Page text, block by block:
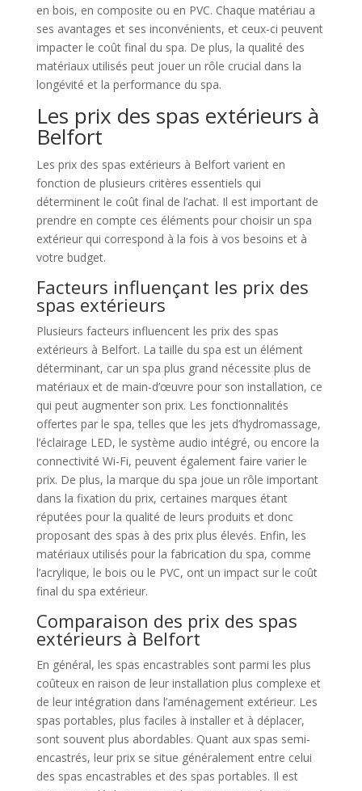
en bois, en composite ou en PVC. Chaque matériau a
ses avantages et ses inconvénients, et ceux-ci peuvent
impacter le coût final du spa. De plus, la qualité des
matériaux utilisés peut jouer un rôle crucial dans la
longévité et la performance du spa.
Les prix des spas extérieurs à
Belfort
Les prix des spas extérieurs à Belfort varient en
fonction de plusieurs critères essentiels qui
déterminent le coût final de l’achat. Il est important de
prendre en compte ces éléments pour choisir un spa
extérieur qui correspond à la fois à vos besoins et à
votre budget.
Facteurs influençant les prix des
spas extérieurs
Plusieurs facteurs influencent les prix des spas
extérieurs à Belfort. La taille du spa est un élément
déterminant, car un spa plus grand nécessite plus de
matériaux et de main-d’œuvre pour son installation, ce
qui peut augmenter son prix. Les fonctionnalités
offertes par le spa, telles que les jets d’hydromassage,
l’éclairage LED, le système audio intégré, ou encore la
connectivité Wi-Fi, peuvent également faire varier le
prix. De plus, la marque du spa joue un rôle important
dans la fixation du prix, certaines marques étant
réputées pour la qualité de leurs produits et donc
proposant des spas à des prix plus élevés. Enfin, les
matériaux utilisés pour la fabrication du spa, comme
l’acrylique, le bois ou le PVC, ont un impact sur le coût
final du spa extérieur.
Comparaison des prix des spas
extérieurs à Belfort
En général, les spas encastrables sont parmi les plus
coûteux en raison de leur installation plus complexe et
de leur intégration dans l’aménagement extérieur. Les
spas portables, plus faciles à installer et à déplacer,
sont souvent plus abordables. Quant aux spas semi-
encastrés, leur prix se situe généralement entre celui
des spas encastrables et des spas portables. Il est